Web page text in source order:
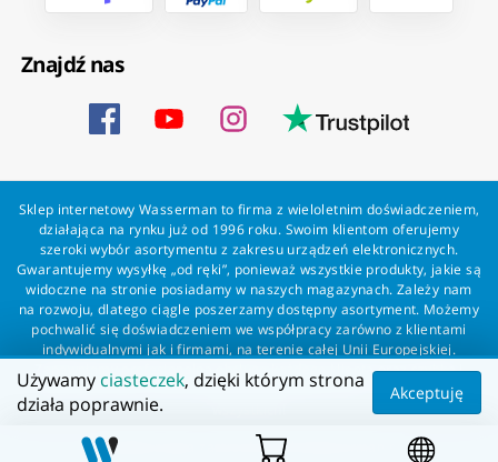
Znajdź nas
Sklep internetowy Wasserman to firma z wieloletnim doświadczeniem,
działająca na rynku już od 1996 roku. Swoim klientom oferujemy
szeroki wybór asortymentu z zakresu urządzeń elektronicznych.
Gwarantujemy wysyłkę „od ręki”, ponieważ wszystkie produkty, jakie są
widoczne na stronie posiadamy w naszych magazynach. Zależy nam
na rozwoju, dlatego ciągle poszerzamy dostępny asortyment. Możemy
pochwalić się doświadczeniem we współpracy zarówno z klientami
indywidualnymi jak i firmami, na terenie całej Unii Europejskiej.
Zapewniamy profesjonalną obsługę każdego klienta oraz szybką i
bezproblemową realizację zamówień. Wasserman - wszystko dla
Wszelkie prawa zastrzeżone dla Wasserman.eu
Używamy ciasteczek, dzięki którym strona
działa poprawnie.
Akceptuję